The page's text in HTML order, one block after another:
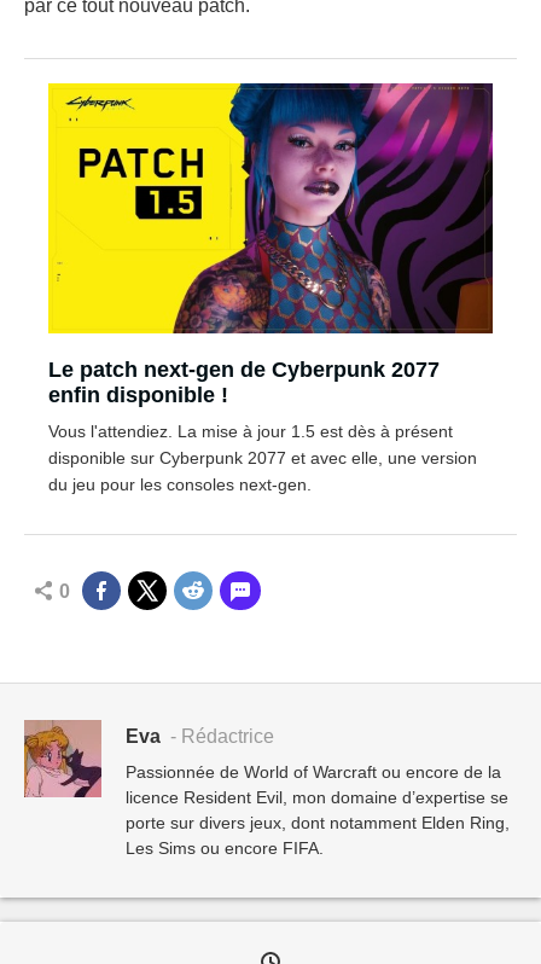
par ce tout nouveau patch.
Le patch next-gen de Cyberpunk 2077
enfin disponible !
Vous l'attendiez. La mise à jour 1.5 est dès à présent
disponible sur Cyberpunk 2077 et avec elle, une version
du jeu pour les consoles next-gen.
0
Eva - Rédactrice
Passionnée de World of Warcraft ou encore de la
licence Resident Evil, mon domaine d’expertise se
porte sur divers jeux, dont notamment Elden Ring,
Les Sims ou encore FIFA.